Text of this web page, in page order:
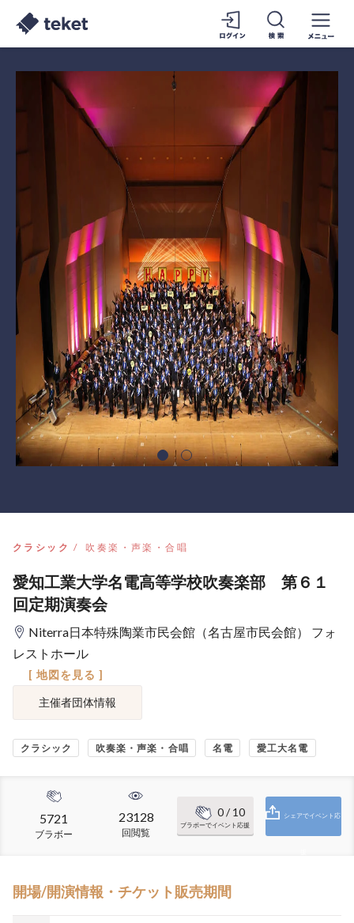
クラシック 吹奏楽・声楽・合唱
愛知工業大学名電高等学校吹奏楽部 第６１
回定期演奏会
Niterra日本特殊陶業市民会館（名古屋市民会館） フォ
レストホール
[ 地図を見る ]
主催者団体情報
クラシック 吹奏楽・声楽・合唱 名電 愛工大名電
5721
ブラボー
23128
回閲覧
0/ 10
ブラボーでイベント応援
シェアでイベント応
開場/開演情報・チケット販売期間